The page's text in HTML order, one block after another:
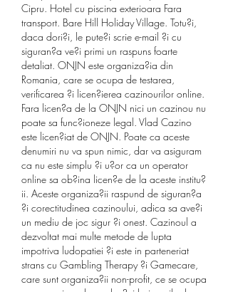
Cipru. Hotel cu piscina exterioara Fara
transport. Bare Hill Holiday Village. Totu?i,
daca dori?i, le pute?i scrie e-mail ?i cu
siguran?a ve?i primi un raspuns foarte
detaliat. ONJN este organiza?ia din
Romania, care se ocupa de testarea,
verificarea ?i licen?ierea cazinourilor online.
Fara licen?a de la ONJN nici un cazinou nu
poate sa func?ioneze legal. Vlad Cazino
este licen?iat de ONJN. Poate ca aceste
denumiri nu va spun nimic, dar va asiguram
ca nu este simplu ?i u?or ca un operator
online sa ob?ina licen?e de la aceste institu?
ii. Aceste organiza?ii raspund de siguran?a
?i corectitudinea cazinoului, adica sa ave?i
un mediu de joc sigur ?i onest. Cazinoul a
dezvoltat mai multe metode de lupta
impotriva ludopatiei ?i este in parteneriat
strans cu Gambling Therapy ?i Gamecare,
care sunt organiza?ii non-profit, ce se ocupa